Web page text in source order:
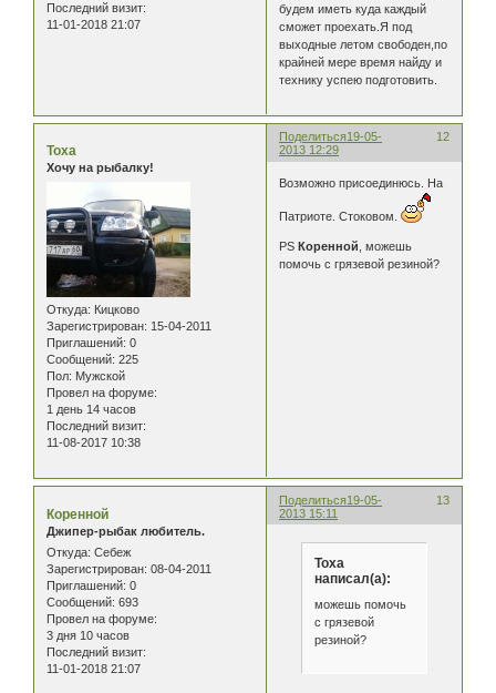
Последний визит:
11-01-2018 21:07
будем иметь куда каждый
сможет проехать.Я под
выходные летом свободен,по
крайней мере время найду и
технику успею подготовить.
Поделиться 12
19-05-
2013 12:29
Тоха
Хочу на рыбалку!
Откуда: Кицково
Зарегистрирован: 15-04-2011
Приглашений: 0
Сообщений: 225
Пол: Мужской
Провел на форуме:
1 день 14 часов
Последний визит:
11-08-2017 10:38
Возможно присоединюсь. На
Патриоте. Стоковом.
PSКоренной , можешь
помочь с грязевой резиной?
Поделиться 13
19-05-
2013 15:11
Коренной
Джипер-рыбак любитель.
Откуда: Себеж
Зарегистрирован: 08-04-2011
Приглашений: 0
Сообщений: 693
Провел на форуме:
3 дня 10 часов
Последний визит:
11-01-2018 21:07
Тоха
написал(а):
можешь помочь
с грязевой
резиной?